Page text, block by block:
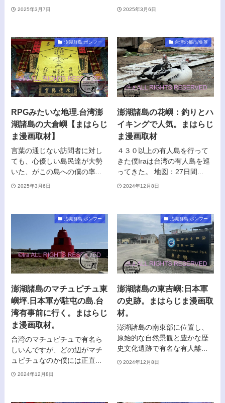
2025年3月7日 2025年3月6日
澎湖群島:ポンフー
RPGみたいな地理.台湾澎
湖諸島の大倉嶼【まはらじ
ま漫画取材】
言葉の通じない訪問者に対し
ても、心優しい島民達が大勢
いた、がこの島への僕の率...
2025年3月6日
台湾の都市/集落
澎湖諸島の花嶼：釣りとハ
イキングで人気。まはらじ
ま漫画取材
４３０以上の有人島を行って
きた僕Iraは台湾の有人島を巡
ってきた。 地図：27日間...
2024年12月8日
澎湖群島:ポンフー
澎湖諸島のマチュピチュ東
嶼坪.日本軍が駐屯の島.台
湾有事前に行く。まはらじ
ま漫画取材。
台湾のマチュピチュで有名ら
しいんですが、どの辺がマチ
ュピチュなのか僕には正直...
2024年12月8日
澎湖群島:ポンフー
澎湖諸島の東吉嶼:日本軍
の史跡。まはらじま漫画取
材。
澎湖諸島の南東部に位置し、
原始的な自然景観と豊かな歴
史文化遺跡で有名な有人離...
2024年12月8日